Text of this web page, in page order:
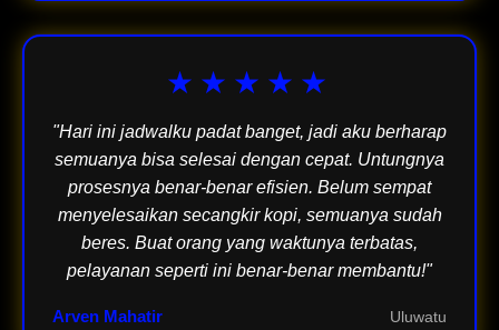
★★★★★
"Hari ini jadwalku padat banget, jadi aku berharap
semuanya bisa selesai dengan cepat. Untungnya
prosesnya benar-benar efisien. Belum sempat
menyelesaikan secangkir kopi, semuanya sudah
beres. Buat orang yang waktunya terbatas,
pelayanan seperti ini benar-benar membantu!"
Arven Mahatir Uluwatu